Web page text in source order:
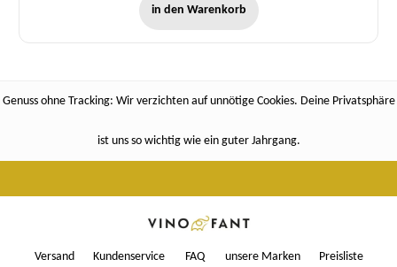
in den Warenkorb
Genuss ohne Tracking: Wir verzichten auf unnötige Cookies. Deine Privatsphäre
ist uns so wichtig wie ein guter Jahrgang.
Versand Kundenservice FAQ unsere Marken Preisliste